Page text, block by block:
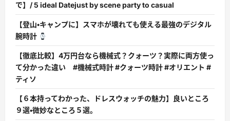
で】/ 5 ideal Datejust by scene party to casual
【登山・キャンプに】スマホが壊れても使える最強のデジタル
腕時計
【徹底比較】4万円台なら機械式？クォーツ？実際に両方使っ
て分かった違い #機械式時計 #クォーツ時計 #オリエント #
ティソ
【６本持ってわかった、ドレスウォッチの魅力】良いところ
９選・微妙なところ５選。